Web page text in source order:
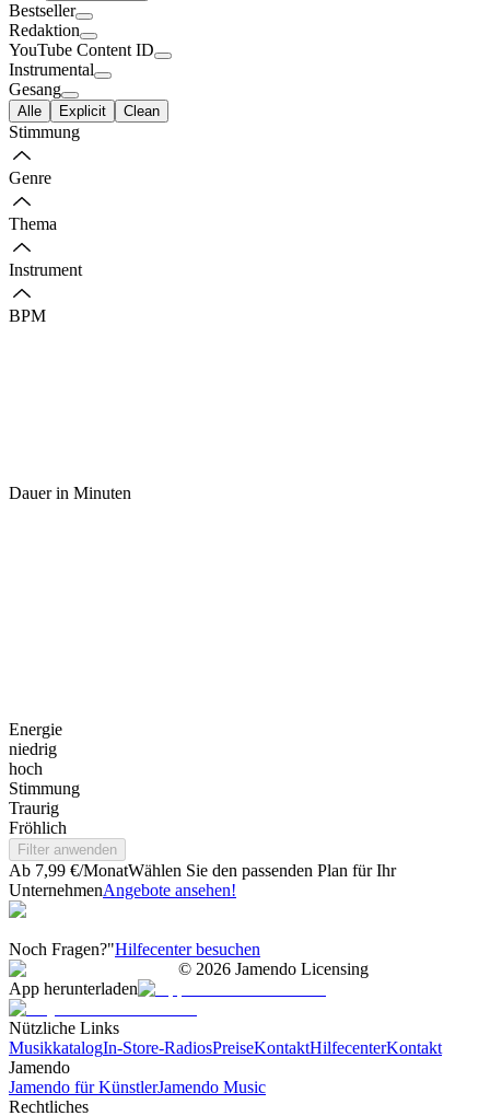
Bestseller
Redaktion
YouTube Content ID
Instrumental
Gesang
Alle Explicit Clean
Stimmung
Genre
Thema
Instrument
BPM
Dauer in Minuten
Energie
niedrig
hoch
Stimmung
Traurig
Fröhlich
Filter anwenden
Ab 7,99 €/MonatWählen Sie den passenden Plan für Ihr
UnternehmenAngebote ansehen!
Noch Fragen?"Hilfecenter besuchen
© 2026 Jamendo Licensing
App herunterladen
Nützliche Links
MusikkatalogIn-Store-RadiosPreiseKontaktHilfecenterKontakt
Jamendo
Jamendo für KünstlerJamendo Music
Rechtliches